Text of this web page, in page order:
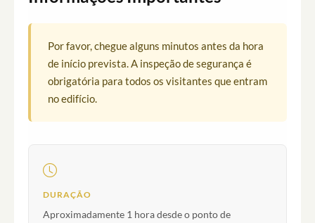
Por favor, chegue alguns minutos antes da hora
de início prevista. A inspeção de segurança é
obrigatória para todos os visitantes que entram
no edifício.
DURAÇÃO
Aproximadamente 1 hora desde o ponto de